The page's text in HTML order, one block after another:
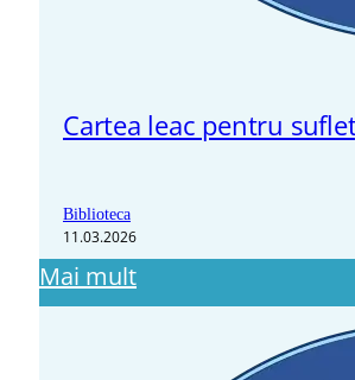
Cartea leac pentru
Biblioteca
11.03.2026
Mai mult